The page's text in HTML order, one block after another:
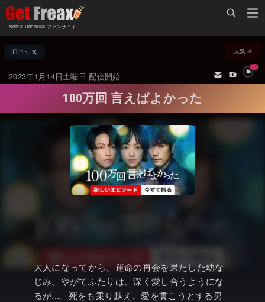
Netflix Unofficial ファンサイト
Netflix新着作品
オールジャンル
海外ドラマ・シリーズ
海外映画
国内TV番組・ドラマ
国内映画
アニメ
ドキュメンタリー
配信終了予定の作品
海外ドラマ・ラインナップ
Netflix 人気ランキング
Netflix 全作品ラインナップ
Netflix配信作品カスタム検索
Netflix・VOD総合News
Watchlistへ
口コミ 人気
2023年1月14日土曜日 配信開始
1
100万回 言えばよかった
大人になってから、運命の再会を果たした幼な
じみ。やがてふたりは、深く愛し合うようにな
るが...。死をも乗り越え、愛を貫こうとする男